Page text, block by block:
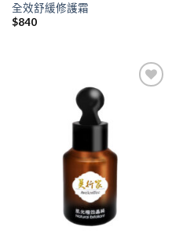
全效舒緩修護霜
$840